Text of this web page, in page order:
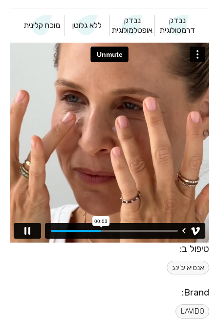
נבדק
דרמטולוגית
נבדק
אופטלמולוגית
ללא גלוטן מוכח קלינית
טיפול ב:
אנטיאייג'ינג
Brand:
LAVIDO